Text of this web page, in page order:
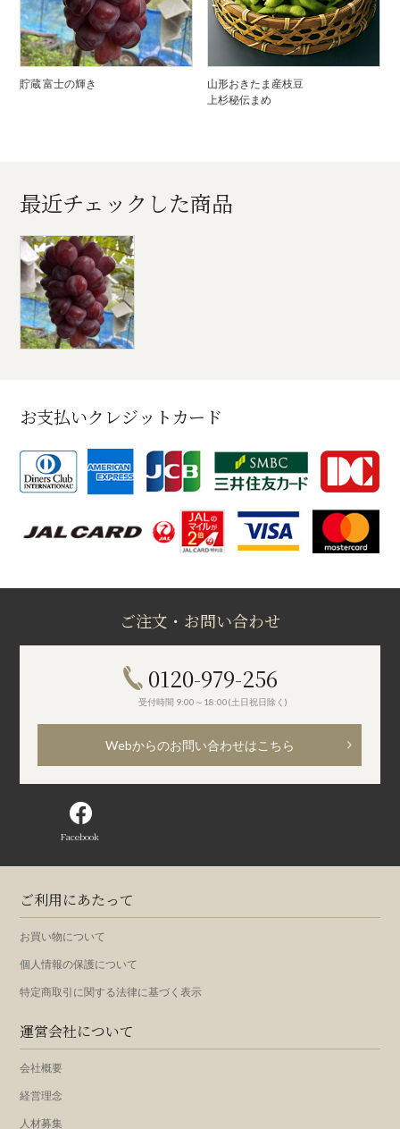
貯蔵 富士の輝き
山形おきたま産枝豆
上杉秘伝まめ
最近チェックした商品
お支払いクレジットカード
ご注文・お問い合わせ
0120-979-256
受付時間 9:00～18:00(土日祝日除く)
Webからのお問い合わせはこちら
Facebook
ご利用にあたって
お買い物について
個人情報の保護について
特定商取引に関する法律に基づく表示
運営会社について
会社概要
経営理念
人材募集